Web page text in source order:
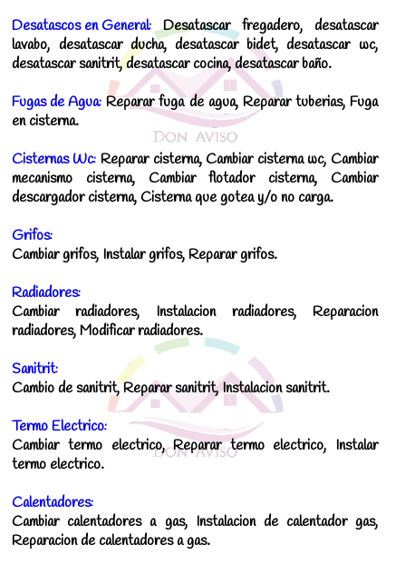
Desatascos en General: Desatascar fregadero, desatascar
lavabo, desatascar ducha, desatascar bidet, desatascar wc,
desatascar sanitrit, desatascar cocina, desatascar baño.
Fugas de Agua: Reparar fuga de agua, Reparar tuberias, Fuga
en cisterna.
Cisternas Wc: Reparar cisterna, Cambiar cisterna wc, Cambiar
mecanismo cisterna, Cambiar flotador cisterna, Cambiar
descargador cisterna, Cisterna que gotea y/o no carga.
Grifos:
Cambiar grifos, Instalar grifos, Reparar grifos.
Radiadores:
Cambiar radiadores, Instalacion radiadores, Reparacion
radiadores, Modificar radiadores.
Sanitrit:
Cambio de sanitrit, Reparar sanitrit, Instalacion sanitrit.
Termo Electrico:
Cambiar termo electrico, Reparar termo electrico, Instalar
termo electrico.
Calentadores:
Cambiar calentadores a gas, Instalacion de calentador gas,
Reparacion de calentadores a gas.